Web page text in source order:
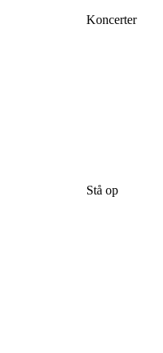
Koncerter
Stå op